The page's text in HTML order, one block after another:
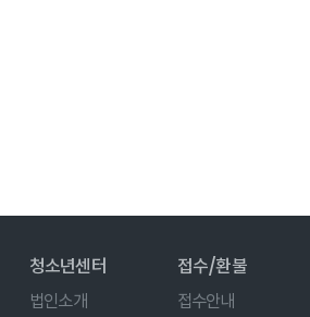
청소년센터
법인소개
접수/환불
접수안내